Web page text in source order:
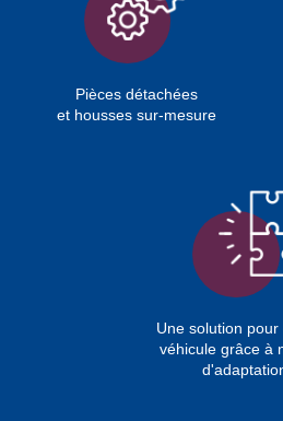
Pièces détachées
et housses sur-mesure
Une solution pour
véhicule grâce à